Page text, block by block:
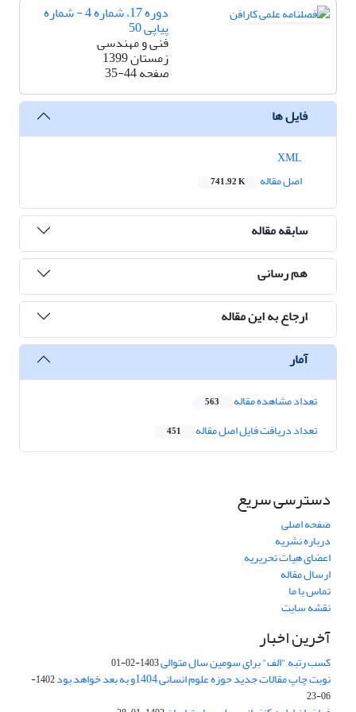
دوره 17، شماره 4 - شماره
پیاپی 50
فنی و مهندسی
زمستان 1399
صفحه35-44
فایل ها
اصل مقاله
741.92 K
سابقه مقاله
هم رسانی
ارجاع به این مقاله
آمار
تعداد مشاهده مقاله 563
تعداد دریافت فایل اصل مقاله 451
دسترسی سریع
صفحه اصلی
درباره نشریه
اعضای هیات تحریریه
ارسال مقاله
تماس با ما
نقشه سایت
آخرین اخبار
کسب رتبه "الف" برای سومین سال متوالی1403-02-01
نوبت چاپ مقالات جدید حوزه علوم انسانی 1404و به بعد خواهد بود
1402-
06-23